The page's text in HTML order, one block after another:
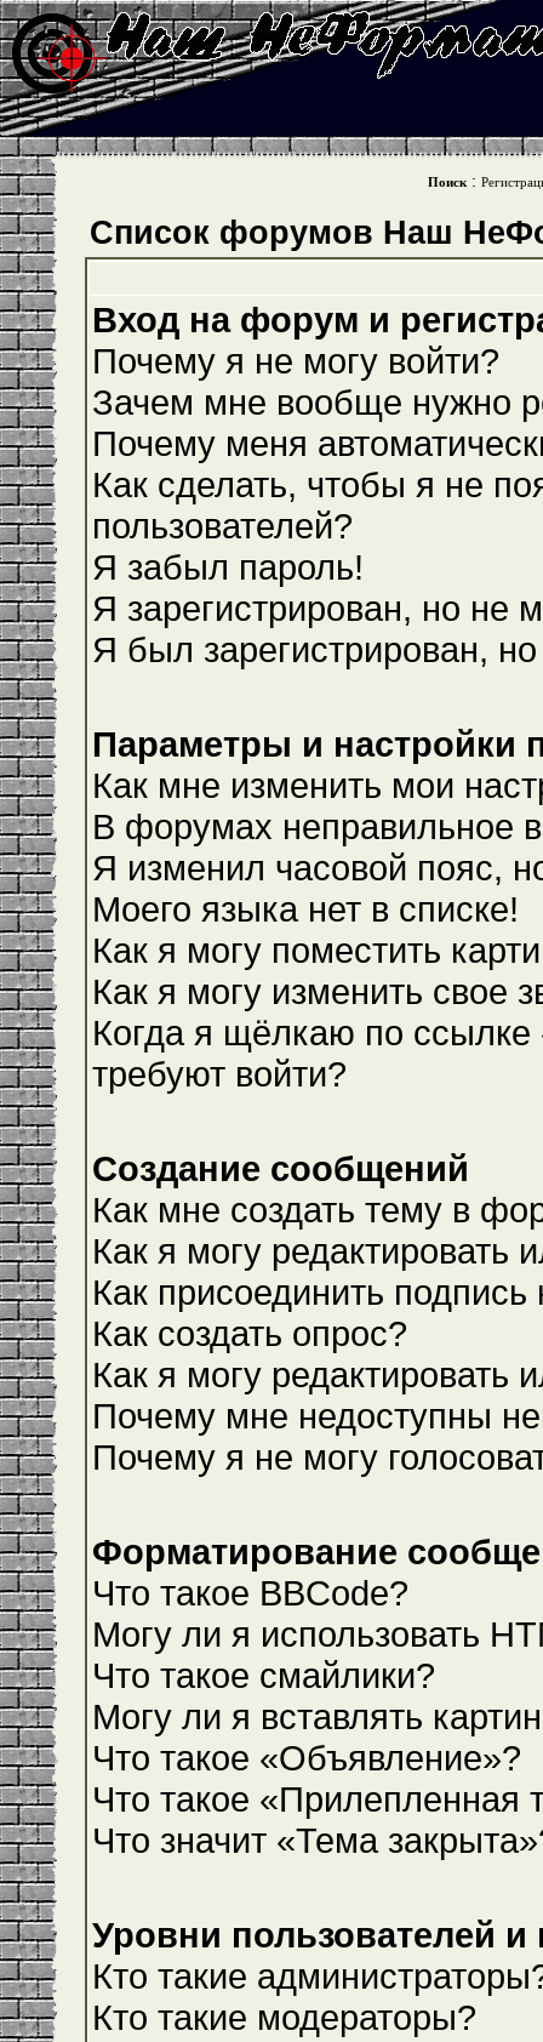
Поиск :
Список форумов Наш
Вход на форум и
Почему я не могу войти?
Зачем мне вообще нужно
Почему меня
Как сделать, чтобы я не
пользователей?
Я забыл пароль!
Я зарегистрирован, но не
Я был зарегистрирован,
Параметры и настройки
Как мне изменить мои
В форумах неправильное
Я изменил часовой пояс,
Моего языка нет в списке!
Как я могу поместить
Как я могу изменить свое
Когда я щёлкаю по ссылке
требуют войти?
Создание сообщений
Как мне создать тему в
Как я могу редактировать
Как присоединить
Как создать опрос?
Как я могу редактировать
Почему мне недоступны
Почему я не могу
Форматирование
Что такое BBCode?
Могу ли я использовать
Что такое смайлики?
Могу ли я вставлять
Что такое «Объявление»?
Что такое «Прилепленная
Что значит «Тема
Уровни пользователей и
Кто такие
Кто такие модераторы?